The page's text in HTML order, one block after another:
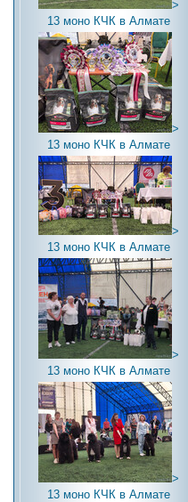
>
13 моно КЧК в Алмате
>
13 моно КЧК в Алмате
>
13 моно КЧК в Алмате
>
13 моно КЧК в Алмате
>
13 моно КЧК в Алмате